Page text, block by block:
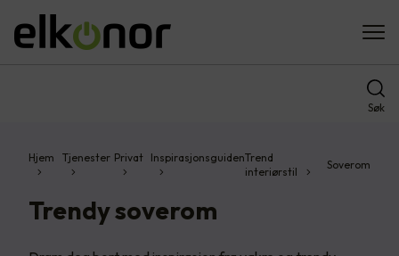
Søk
Hjem Tjenester Privat InspirasjonsguidenTrend
interiørstil
Soverom
Trendy soverom